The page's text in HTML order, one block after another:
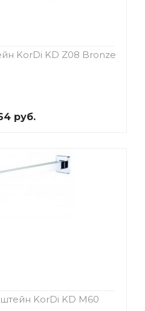
KorDi KD Z08 Bronze
руб.
KorDi KD M60